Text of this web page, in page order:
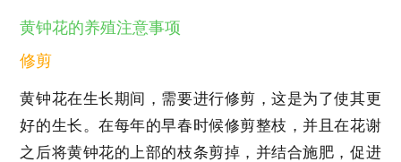
黄钟花的养殖注意事项
修剪
黄钟花在生长期间，需要进行修剪，这是为了使其更
好的生长。在每年的早春时候修剪整枝，并且在花谢
之后将黄钟花的上部的枝条剪掉，并结合施肥，促进